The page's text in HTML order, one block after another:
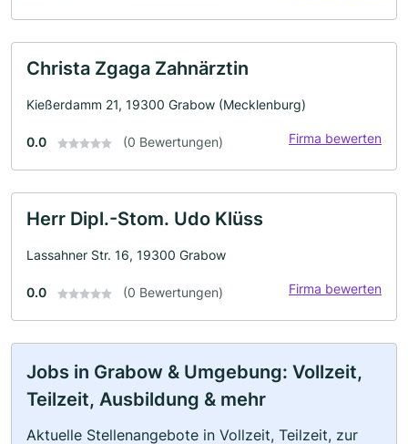
Christa Zgaga Zahnärztin
Kießerdamm 21, 19300 Grabow (Mecklenburg)
0.0 (0 Bewertungen) Firma bewerten
Herr Dipl.-Stom. Udo Klüss
Lassahner Str. 16, 19300 Grabow
0.0 (0 Bewertungen) Firma bewerten
Jobs in Grabow & Umgebung: Vollzeit,
Teilzeit, Ausbildung & mehr
Aktuelle Stellenangebote in Vollzeit, Teilzeit, zur